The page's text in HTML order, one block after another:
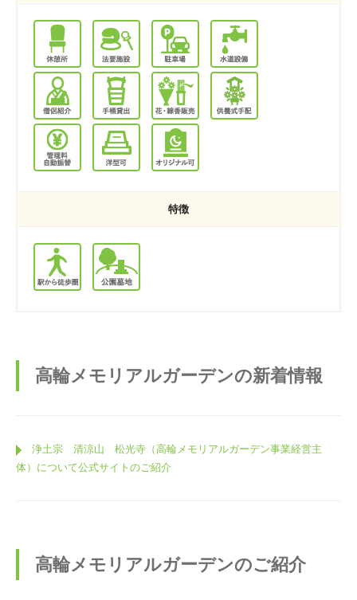
特徴
高輪メモリアルガーデンの新着情報
浄土宗 清涼山 松光寺（高輪メモリアルガーデン事業経営主
体）について公式サイトのご紹介
高輪メモリアルガーデンのご紹介